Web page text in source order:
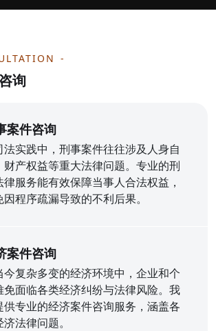
询
案件咨询
法实践中，刑事案件往往涉及人身自
财产权益等重大法律问题。专业的刑
律服务能有效保障当事人合法权益，
因程序疏漏导致的不利后果。
案件咨询
今复杂多变的经济环境中，企业和个
免面临各类经济纠纷与法律风险。我
供专业的经济案件咨询服务，涵盖各
法律问题。